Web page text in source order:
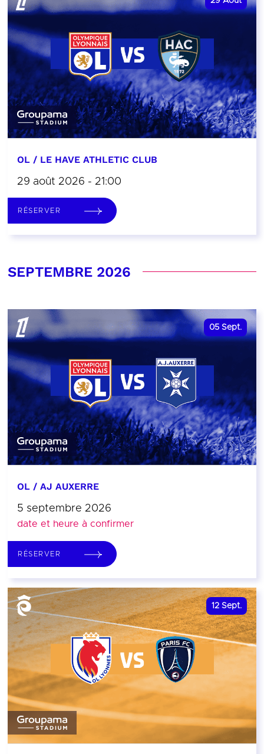
OL / LE HAVE ATHLETIC CLUB
29 août 2026 - 21:00
RÉSERVER
SEPTEMBRE 2026
05 Sept.
OL / AJ AUXERRE
5 septembre 2026
date et heure à confirmer
RÉSERVER
12 Sept.